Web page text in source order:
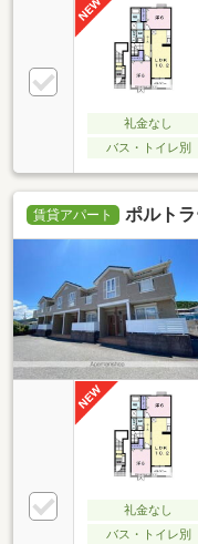
礼金なし
バス・トイレ別
賃貸アパート ポルトラ
礼金なし
バス・トイレ別